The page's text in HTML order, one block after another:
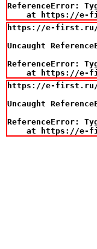
ReferenceError:
at https://e-
https://e-first.ru/
Uncaught
ReferenceError:
at https://e-
https://e-first.ru/
Uncaught
ReferenceError:
at https://e-